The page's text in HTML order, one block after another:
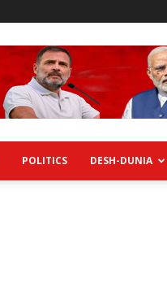
POLITICS DESH-DUNIA